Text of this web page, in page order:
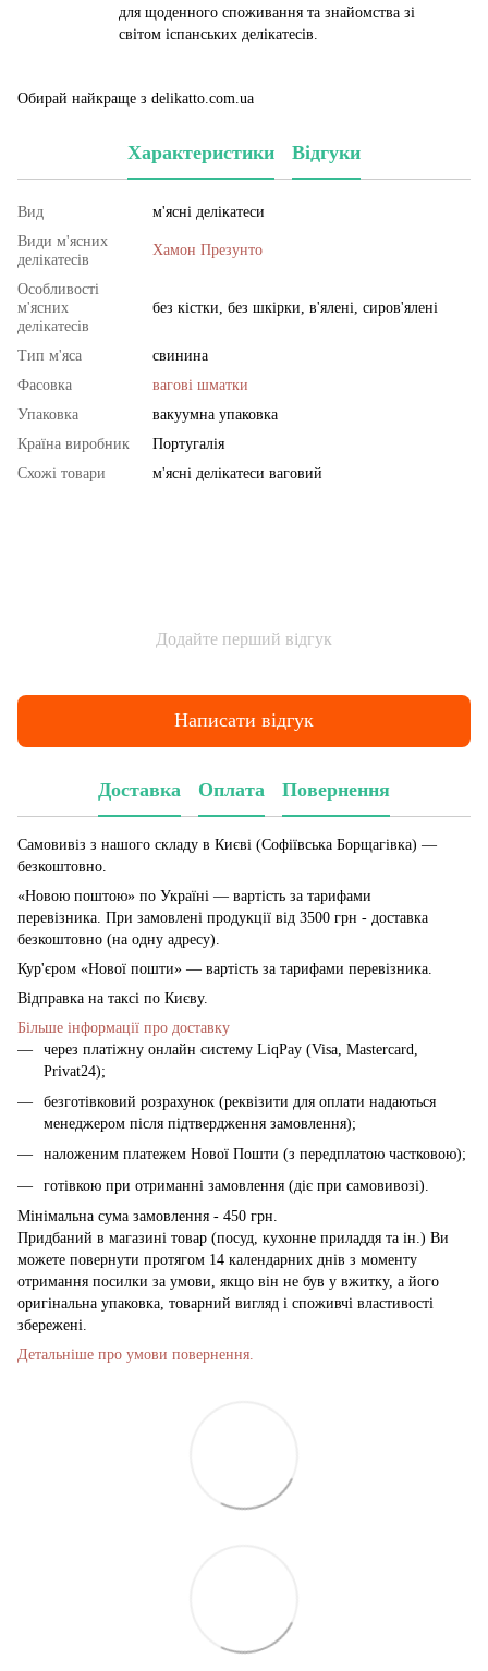
для щоденного споживання та знайомства зі
світом іспанських делікатесів.
Обирай найкраще з delikatto.com.ua
Характеристики Відгуки
Вид
м'ясні делікатеси
Види м'ясних
делікатесів
Хамон Презунто
Особливості
м'ясних
делікатесів
без кістки, без шкірки, в'ялені, сиров'ялені
Тип м'яса
свинина
Фасовка
вагові шматки
Упаковка
вакуумна упаковка
Країна виробник
Португалія
Схожі товари
м'ясні делікатеси ваговий
Додайте перший відгук
Написати відгук
Доставка Оплата Повернення
Самовивіз з нашого складу в Києві (Софіївська Борщагівка) —
безкоштовно.
«Новою поштою» по Україні — вартість за тарифами
перевізника. При замовлені продукції від 3500 грн - доставка
безкоштовно (на одну адресу).
Кур'єром «Нової пошти» — вартість за тарифами перевізника.
Відправка на таксі по Києву.
Більше інформації про доставку
через платіжну онлайн систему LiqPay (Visa, Mastercard,
Privat24);
безготівковий розрахунок (реквізити для оплати надаються
менеджером після підтвердження замовлення);
наложеним платежем Нової Пошти (з передплатою частковою);
готівкою при отриманні замовлення (діє при самовивозі).
Мінімальна сума замовлення - 450 грн.
Придбаний в магазині товар (посуд, кухонне приладдя та ін.) Ви
можете повернути протягом 14 календарних днів з моменту
отримання посилки за умови, якщо він не був у вжитку, а його
оригінальна упаковка, товарний вигляд і споживчі властивості
збережені.
Детальніше про умови повернення.